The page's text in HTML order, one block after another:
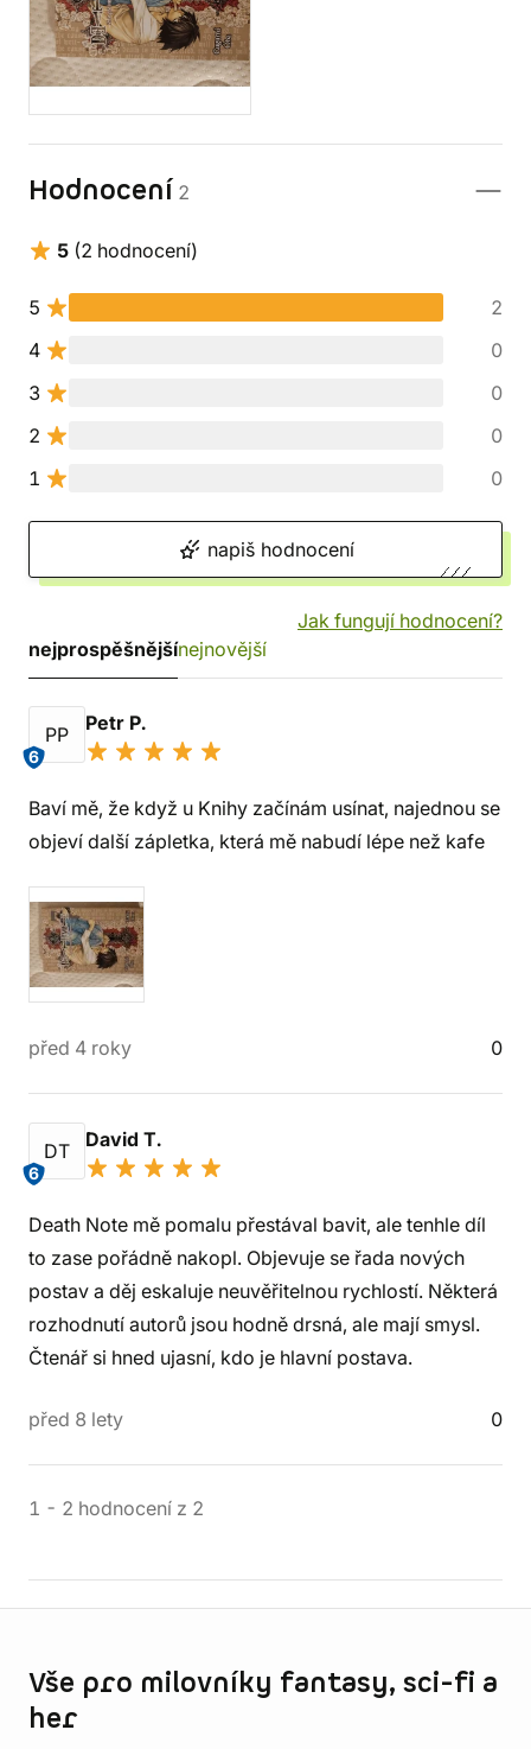
Hodnocení 2
5 (2 hodnocení)
5
2
4
0
3
0
2
0
1
0
napiš hodnocení
Jak fungují hodnocení?
nejprospěšnějšínejnovější
PP
6
Petr P.
Baví mě, že když u Knihy začínám usínat, najednou se
objeví další zápletka, která mě nabudí lépe než kafe
před 4 roky 0
DT
6
David T.
Death Note mě pomalu přestával bavit, ale tenhle díl
to zase pořádně nakopl. Objevuje se řada nových
postav a děj eskaluje neuvěřitelnou rychlostí. Některá
rozhodnutí autorů jsou hodně drsná, ale mají smysl.
Čtenář si hned ujasní, kdo je hlavní postava.
před 8 lety 0
1 - 2 hodnocení z 2
Vše pro milovníky fantasy, sci-fi a
her